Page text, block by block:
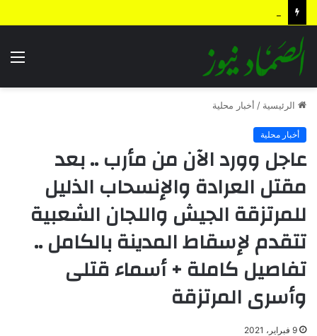
الرئيسية / أخبار محلية
أخبار محلية
عاجل وورد الآن من مأرب .. بعد
مقتل العرادة والإنسحاب الذليل
للمرتزقة الجيش واللجان الشعبية
تتقدم لإسقاط المدينة بالكامل ..
تفاصيل كاملة + أسماء قتلى
وأسرى المرتزقة
9 فبراير، 2021